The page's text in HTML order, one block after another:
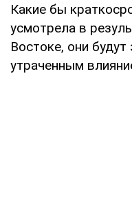
Какие бы
усмотрела в
Востоке, они
утраченным